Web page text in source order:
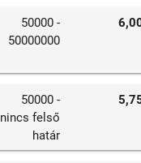
50000 -
50000000
50000 -
nincs felső
határ